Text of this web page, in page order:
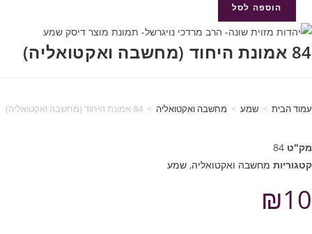
הוספה לסל
84 אמונת היחוד (מחשבה ואקטואליה)
עמוד הבית > שמע > מחשבה ואקטואליה > 84 אמונת היחוד (מחשבה ואקטואליה)
מק"ט 84
קטגוריות מחשבה ואקטואליה, שמע
₪10